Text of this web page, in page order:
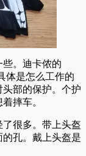
。迪卡侬的
体是怎么工作的
部的保护。个护
摔车。
很多。带上头盔
孔。戴上头盔是